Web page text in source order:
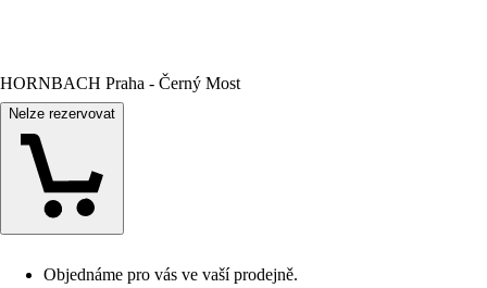
HORNBACH Praha - Černý Most
Nelze rezervovat
Objednáme pro vás ve vaší prodejně.